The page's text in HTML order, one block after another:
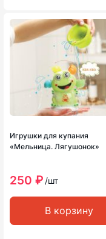
Игрушки для купания
«Мельница. Лягушонок»
250 ₽ /шт
В корзину